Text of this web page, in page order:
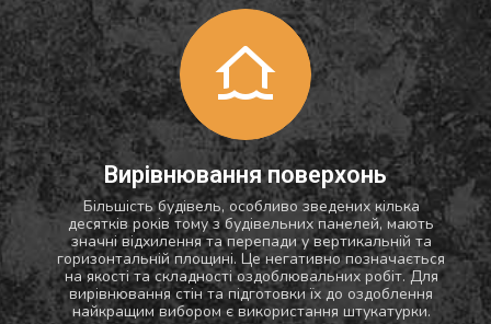
Вирівнювання поверхонь
Більшість будівель, особливо зведених кілька
десятків років тому з будівельних панелей, мають
значні відхилення та перепади у вертикальній та
горизонтальній площині. Це негативно позначається
на якості та складності оздоблювальних робіт. Для
вирівнювання стін та підготовки їх до оздоблення
найкращим вибором є використання штукатурки.